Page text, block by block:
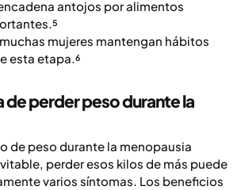
antojos por alimentos
mujeres mantengan hábitos
esta etapa.⁶
de perder peso durante la
de peso durante la menopausia
perder esos kilos de más puede
varios síntomas. Los beneficios